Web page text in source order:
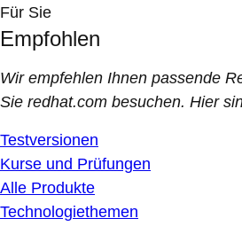
Für Sie
Empfohlen
Wir empfehlen Ihnen passende
Sie redhat.com besuchen. Hier
Testversionen
Kurse und Prüfungen
Alle Produkte
Technologiethemen